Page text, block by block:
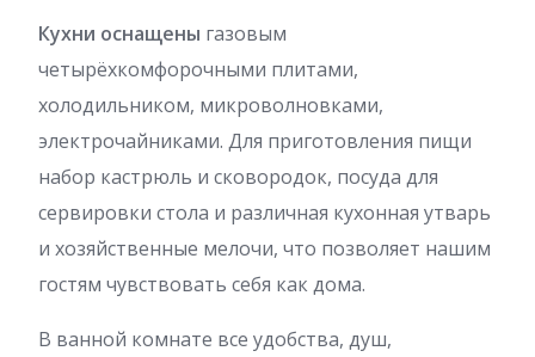
Кухни оснащены газовым
четырёхкомфорочными плитами,
холодильником, микроволновками,
электрочайниками. Для приготовления пищи
набор кастрюль и сковородок, посуда для
сервировки стола и различная кухонная утварь
и хозяйственные мелочи, что позволяет нашим
гостям чувствовать себя как дома.
В ванной комнате все удобства, душ,